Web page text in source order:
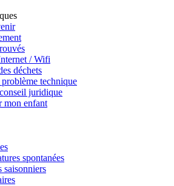
/ Wifi
déchets
technique
juridique
mon enfant
spontanées
saisonniers